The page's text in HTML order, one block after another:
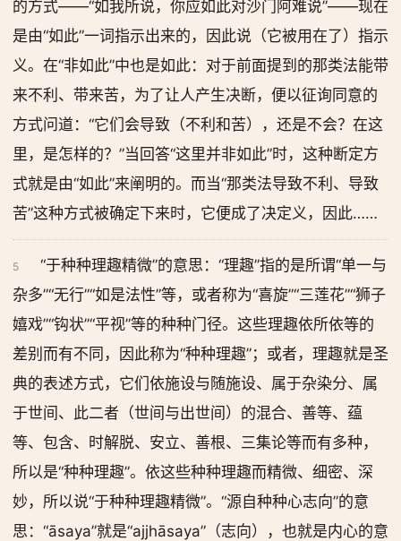
的方式——“如我所说，你应如此对沙门阿难说”——现在
是由“如此”一词指示出来的，因此说（它被用在了）指示
义。在“非如此”中也是如此：对于前面提到的那类法能带
来不利、带来苦，为了让人产生决断，便以征询同意的
方式问道：“它们会导致（不利和苦），还是不会？在这
里，是怎样的？”当回答“这里并非如此”时，这种断定方
式就是由“如此”来阐明的。而当“那类法导致不利、导致
苦”这种方式被确定下来时，它便成了决定义，因此……
5
“于种种理趣精微”的意思：“理趣”指的是所谓“单一与
杂多”“无行”“如是法性”等，或者称为“喜旋”“三莲花”“狮子
嬉戏”“钩状”“平视”等的种种门径。这些理趣依所依等的
差别而有不同，因此称为“种种理趣”；或者，理趣就是圣
典的表述方式，它们依施设与随施设、属于杂染分、属
于世间、此二者（世间与出世间）的混合、善等、蕴
等、包含、时解脱、安立、善根、三集论等而有多种，
所以是“种种理趣”。依这些种种理趣而精微、细密、深
妙，所以说“于种种理趣精微”。“源自种种心志向”的意
思：“āsaya”就是“ajjhāsaya”（志向），也就是内心的意